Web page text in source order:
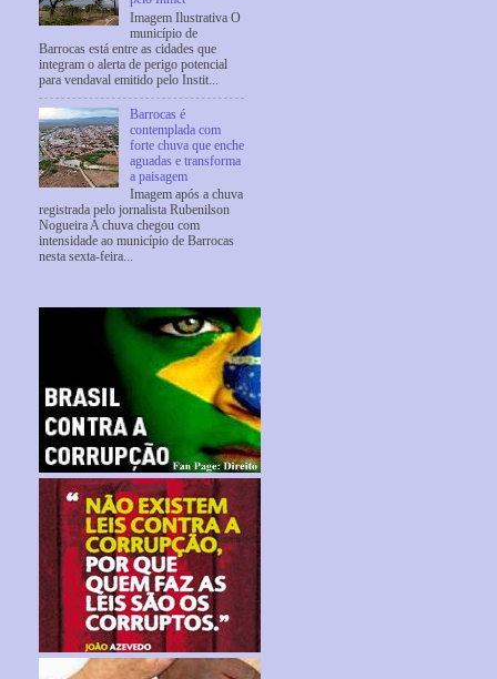
Imagem Ilustrativa O
município de
Barrocas está entre as cidades que
integram o alerta de perigo potencial
para vendaval emitido pelo Instit...
Barrocas é
contemplada com
forte chuva que enche
aguadas e transforma
a paisagem
Imagem após a chuva
registrada pelo jornalista Rubenilson
Nogueira A chuva chegou com
intensidade ao município de Barrocas
nesta sexta-feira...